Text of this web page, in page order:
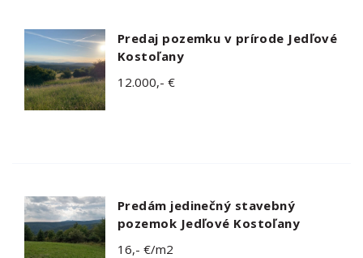
Predaj pozemku v prírode Jedľové
Kostoľany
12.000,- €
Predám jedinečný stavebný
pozemok Jedľové Kostoľany
16,- €/m2